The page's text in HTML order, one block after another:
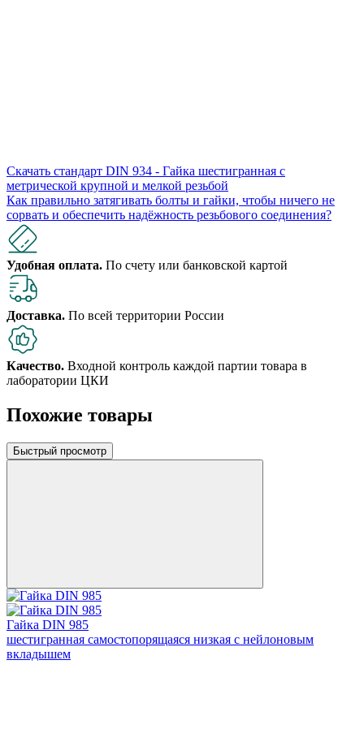
Скачать стандарт DIN 934 - Гайка шестигранная с
метрической крупной и мелкой резьбой
Как правильно затягивать болты и гайки, чтобы ничего не
сорвать и обеспечить надёжность резьбового соединения?
Удобная оплата. По счету или банковской картой
Доставка. По всей территории России
Качество. Входной контроль каждой партии товара в
лаборатории ЦКИ
Похожие товары
Быстрый просмотр
Гайка DIN 985
шестигранная самостопорящаяся низкая с нейлоновым
вкладышем